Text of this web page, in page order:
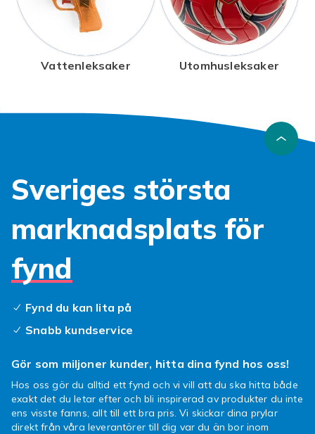
Vattenleksaker Utomhusleksaker
Sveriges största
marknadsplats för
fynd
Fynd du kan lita på
Snabb kundservice
Gör som miljoner kunder, hitta dina fynd hos oss!
Hos oss gör du alltid ett fynd och vi vill att du ska hitta både
exakt det du letar efter och bli inspirerad av produkter du inte
ens visste fanns, allt till ett bra pris. Vi skickar dina prylar
direkt från våra leverantörer till dig var du än bor inom